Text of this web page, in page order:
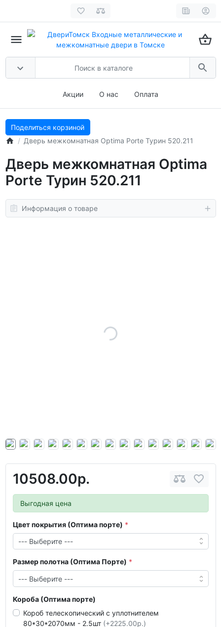
Акции О нас Оплата
Поделиться корзиной
Дверь межкомнатная Optima Porte Турин 520.211
Дверь межкомнатная Optima
Porte Турин 520.211
Информация о товаре
10508.00р.
Выгодная цена
Цвет покрытия (Оптима порте)
Размер полотна (Оптима Порте)
Короба (Оптима порте)
Короб телескопический с уплотнителем
80*30*2070мм - 2.5шт (+2225.00р.)